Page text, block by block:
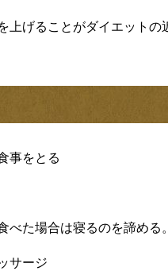
上げることがダイエットの
事をとる
べた場合は寝るのを諦める
サージ